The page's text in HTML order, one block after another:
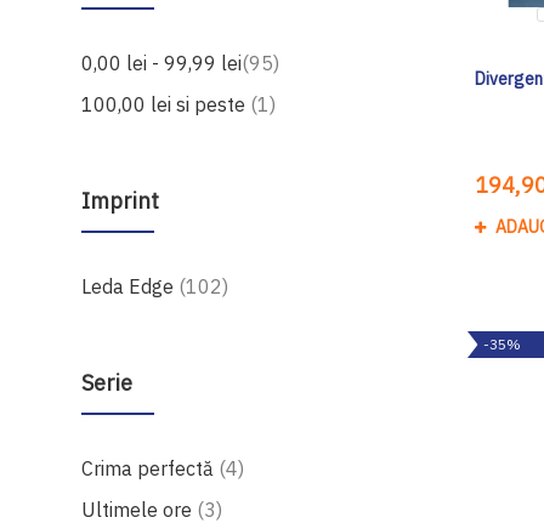
0,00 lei -99,99 lei 95produse
100,00 lei si peste 1produs
Imprint
Leda Edge 102produse
Serie
Crima perfectă 4produse
Ultimele ore 3produse
-35%